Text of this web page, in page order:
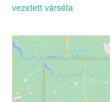
vezetett várséta